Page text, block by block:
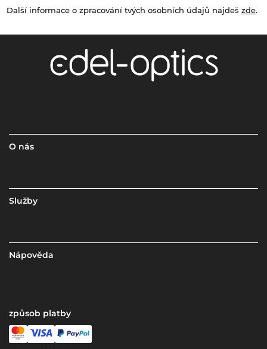
Další informace o zpracování tvých osobních údajů najdeš zde.
O nás
Služby
Nápověda
způsob platby